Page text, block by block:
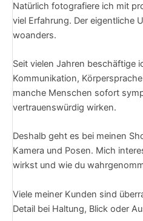
Natürlich fotografiere ich mit
viel Erfahrung. Der eigentliche
woanders.
Seit vielen Jahren beschäftige
Kommunikation,
manche Menschen sofort
vertrauenswürdig wirken.
Deshalb geht es bei meinen
Kamera und Posen. Mich
wirkst und wie du
Viele meiner Kunden sind
Detail bei Haltung, Blick oder